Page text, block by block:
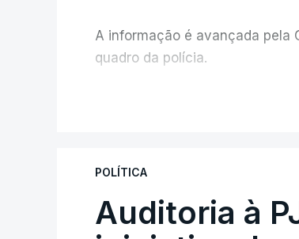
A informação é avançada pela
quadro da polícia.
POLÍTICA
Auditoria à